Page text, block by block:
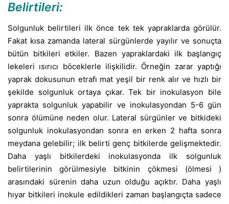
Belirtileri:
Solgunluk belirtileri ilk önce tek tek yapraklarda görülür.
Fakat kısa zamanda lateral sürgünlerde yayılır ve sonuçta
bütün bitkileri etkiler. Bazen yapraklardaki ilk başlangıç
lekeleri ısırıcı böceklerle ilişkilidir. Örneğin zarar yaptığı
yaprak dokusunun etrafı mat yeşil bir renk alır ve hızlı bir
şekilde solgunluk ortaya çıkar. Tek bir inokulasyon bile
yaprakta solgunluk yapabilir ve inokulasyondan 5-6 gün
sonra ölümüne neden olur. Lateral sürgünler ve bitkideki
solgunluk inokulasyondan sonra en erken 2 hafta sonra
meydana gelebilir; ilk belirti genç bitkilerde gelişmektedir.
Daha yaşlı bitkilerdeki inokulasyonda ilk solgunluk
belirtilerinin görülmesiyle bitkinin çökmesi (ölmesi )
arasındaki sürenin daha uzun olduğu açıktır. Daha yaşlı
hıyar bitkileri inokule edildikleri zaman başlangıçta sadece